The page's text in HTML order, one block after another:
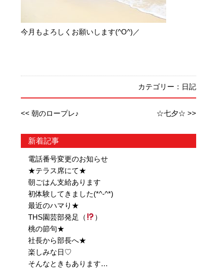
今月もよろしくお願いします(^O^)／
カテゴリー： 日記
<< 朝のロープレ♪ ☆七夕☆ >>
新着記事
電話番号変更のお知らせ
★テラス席にて★
朝ごはん支給あります
初体験してきました(*^-^*)
最近のハマり★
THS園芸部発足（
）
桃の節句★
社長から部長へ★
楽しみな日♡
そんなときもあります…